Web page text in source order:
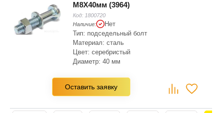
M8X40мм (3964)
Код: 1800720
Наличие:
Нет
Тип: подседельный болт
Материал: сталь
Цвет: серебристый
Диаметр: 40 мм
Оставить заявку